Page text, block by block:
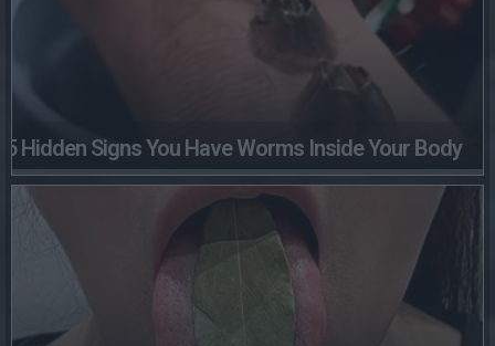
5 Hidden Signs You Have Worms Inside Your Body